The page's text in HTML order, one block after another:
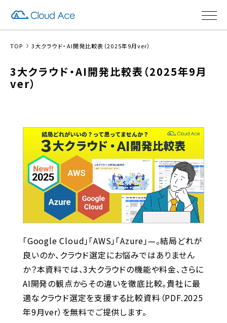
TOP 3大クラウド・AI開発比較表（2025年9月ver）
3大クラウド・AI開発比較表（2025年9月
ver）
「Google Cloud」「AWS」「Azure」—。結局どれが
良いのか、クラウド選定にお悩みではありません
か？本資料では、3大クラウドの機能や料金、さらに
AI開発の観点からその違いを徹底比較。貴社に最
適なクラウド選定を支援する比較資料（PDF.2025
年9月ver）を無料でご提供します。